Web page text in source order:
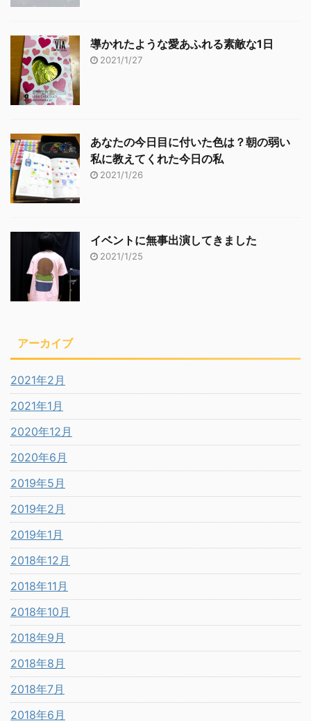
導かれたような愛あふれる素敵な1日
2021/1/27
あなたの今日目に付いた色は？朝の弱い
私に教えてくれた今日の私
2021/1/26
イベントに無事出演してきました
2021/1/25
アーカイブ
2021年2月
2021年1月
2020年12月
2020年6月
2019年5月
2019年2月
2019年1月
2018年12月
2018年11月
2018年10月
2018年9月
2018年8月
2018年7月
2018年6月